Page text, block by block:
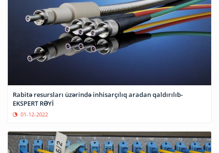
Rabitə resursları üzərində inhisarçılıq aradan qaldırılıb-
EKSPERT RƏYİ
01-12-2022